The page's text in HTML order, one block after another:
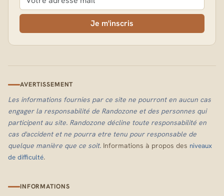
Je m'inscris
AVERTISSEMENT
Les informations fournies par ce site ne pourront en aucun cas
engager la responsabilité de Randozone et des personnes qui
participent au site. Randozone décline toute responsabilité en
cas d'accident et ne pourra etre tenu pour responsable de
quelque manière que ce soit. Informations à propos des niveaux
de difficulté.
INFORMATIONS